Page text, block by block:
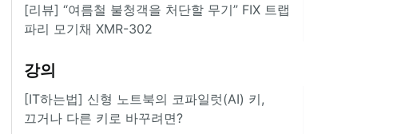
[리뷰] “여름철 불청객을 처단할 무기” FIX 트랩
파리 모기채 XMR-302
강의
[IT하는법] 신형 노트북의 코파일럿(AI) 키,
끄거나 다른 키로 바꾸려면?